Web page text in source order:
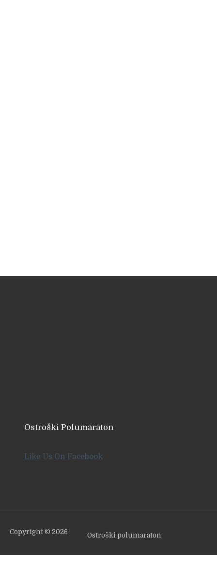
Ostroški Polumaraton
Like Us On Facebook
Copyright © 2026 Ostroški polumaraton